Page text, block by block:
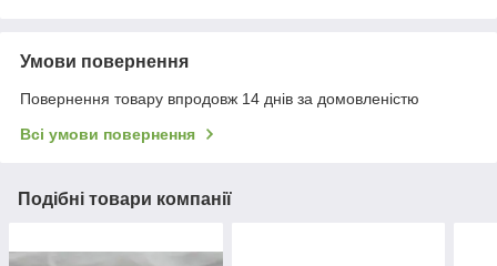
Умови повернення
Повернення товару впродовж 14 днів за домовленістю
Всі умови повернення
Подібні товари компанії